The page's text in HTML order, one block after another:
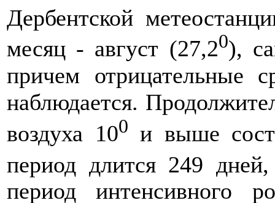
Дербентской
месяц - август (27,20),
причем отрицательные
наблюдается.
воздуха 100 и выше
период длится 249
период интенсивного